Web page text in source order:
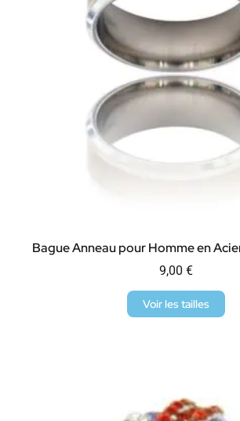
Bague Anneau pour Homme en
9,00 €
Voir les tailles